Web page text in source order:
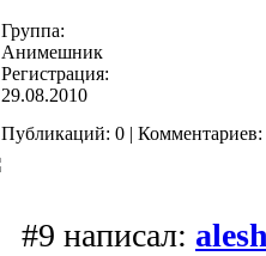
Группа:
Анимешник
Регистрация:
29.08.2010
Публикаций: 0 | Комментариев:
#9 написал: